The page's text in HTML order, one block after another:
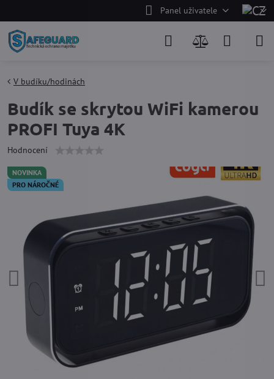
Panel uživatele
NOVINKA
PRO NÁROČNÉ
V budíku/hodinách
Budík se skrytou WiFi kamerou
PROFI Tuya 4K
Hodnocení